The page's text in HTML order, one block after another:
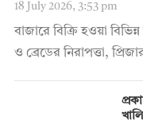
18 July 2026, 3:53 pm
বাজারে বিক্রি হওয়া
ও ব্রেডের নিরাপত্তা,